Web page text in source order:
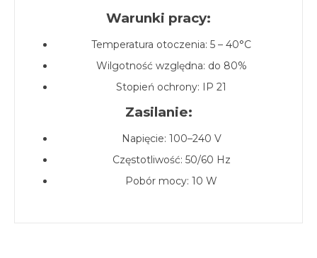
Warunki pracy:
Temperatura otoczenia: 5 – 40°C
Wilgotność względna: do 80%
Stopień ochrony: IP 21
Zasilanie:
Napięcie: 100–240 V
Częstotliwość: 50/60 Hz
Pobór mocy: 10 W